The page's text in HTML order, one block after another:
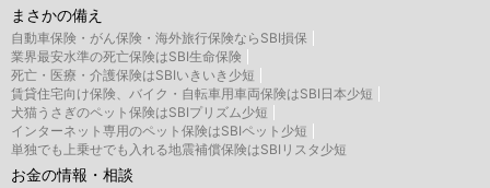
まさかの備え
自動車保険・がん保険・海外旅行保険ならSBI損保
業界最安水準の死亡保険はSBI生命保険
死亡・医療・介護保険はSBIいきいき少短
賃貸住宅向け保険、バイク・自転車用車両保険はSBI日本少短
犬猫うさぎのペット保険はSBIプリズム少短
インターネット専用のペット保険はSBIペット少短
単独でも上乗せでも入れる地震補償保険はSBIリスタ少短
お金の情報・相談